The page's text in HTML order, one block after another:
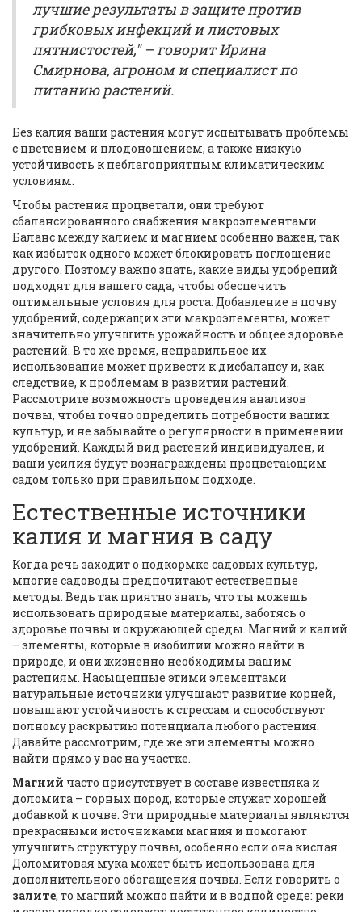
лучшие результаты в защите против
грибковых инфекций и листовых
пятнистостей," – говорит Ирина
Смирнова, агроном и специалист по
питанию растений.
Без калия ваши растения могут испытывать проблемы
с цветением и плодоношением, а также низкую
устойчивость к неблагоприятным климатическим
условиям.
Чтобы растения процветали, они требуют
сбалансированного снабжения макроэлементами.
Баланс между калием и магнием особенно важен, так
как избыток одного может блокировать поглощение
другого. Поэтому важно знать, какие виды удобрений
подходят для вашего сада, чтобы обеспечить
оптимальные условия для роста. Добавление в почву
удобрений, содержащих эти макроэлементы, может
значительно улучшить урожайность и общее здоровье
растений. В то же время, неправильное их
использование может привести к дисбалансу и, как
следствие, к проблемам в развитии растений.
Рассмотрите возможность проведения анализов
почвы, чтобы точно определить потребности ваших
культур, и не забывайте о регулярности в применении
удобрений. Каждый вид растений индивидуален, и
ваши усилия будут вознаграждены процветающим
садом только при правильном подходе.
Естественные источники
калия и магния в саду
Когда речь заходит о подкормке садовых культур,
многие садоводы предпочитают естественные
методы. Ведь так приятно знать, что ты можешь
использовать природные материалы, заботясь о
здоровье почвы и окружающей среды. Магний и калий
– элементы, которые в изобилии можно найти в
природе, и они жизненно необходимы вашим
растениям. Насыщенные этими элементами
натуральные источники улучшают развитие корней,
повышают устойчивость к стрессам и способствуют
полному раскрытию потенциала любого растения.
Давайте рассмотрим, где же эти элементы можно
найти прямо у вас на участке.
Магний часто присутствует в составе известняка и
доломита – горных пород, которые служат хорошей
добавкой к почве. Эти природные материалы являются
прекрасными источниками магния и помогают
улучшить структуру почвы, особенно если она кислая.
Доломитовая мука может быть использована для
дополнительного обогащения почвы. Если говорить о
залите, то магний можно найти и в водной среде: реки